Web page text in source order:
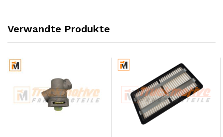
Verwandte Produkte